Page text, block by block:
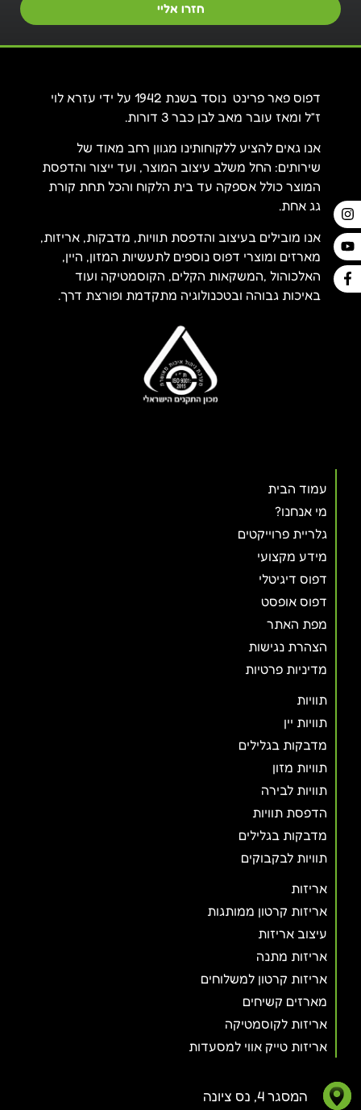
חזרו אליי
דפוס פאר פרינט נוסד בשנת 1942 על ידי עזרא לוי
ז”ל ומאז עובר מאב לבן כבר 3 דורות.
אנו גאים להציע ללקוחותינו מגוון רחב מאוד של
שירותים: החל משלב עיצוב המוצר, ועד ייצור והדפסת
המוצר כולל אספקה עד בית הלקוח והכל תחת קורת
גג אחת.
אנו מובילים בעיצוב והדפסת תוויות, מדבקות, אריזות,
מארזים ומוצרי דפוס נוספים לתעשיות המזון, היין,
האלכוהול ,המשקאות הקלים, הקוסמטיקה ועוד
באיכות גבוהה ובטכנולוגיה מתקדמת ופורצת דרך.
עמוד הבית
מי אנחנו?
גלריית פרוייקטים
מידע מקצועי
דפוס דיגיטלי
דפוס אופסט
מפת האתר
הצהרת נגישות
מדיניות פרטיות
תוויות
תוויות יין
מדבקות בגלילים
תוויות מזון
תוויות לבירה
הדפסת תוויות
מדבקות בגלילים
תוויות לבקבוקים
אריזות
אריזות קרטון ממותגות
עיצוב אריזות
אריזות מתנה
אריזות קרטון למשלוחים
מארזים קשיחים
אריזות לקוסמטיקה
אריזות טייק אווי למסעדות
המסגר 4, נס ציונה